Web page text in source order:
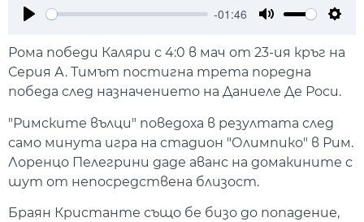
-01:46
Рома победи Каляри с 4:0 в мач от 23-ия кръг на
Серия А. Тимът постигна трета поредна
победа след назначението на Даниеле Де Роси.
"Римските вълци" поведоха в резултата след
само минута игра на стадион "Олимпико" в Рим.
Лоренцо Пелегрини даде аванс на домакините с
шут от непосредствена близост.
Браян Кристанте също бе бизо до попадение,